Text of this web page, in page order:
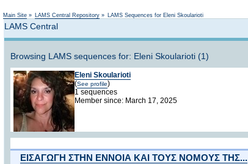
Main Site » LAMS Central Repository » LAMS Sequences for Eleni Skoularioti
LAMS Central
Browsing LAMS sequences for: Eleni Skoularioti (1)
Eleni Skoularioti
(See profile)
1 sequences
Member since: March 17, 2025
ΕΙΣΑΓΩΓΗ ΣΤΗΝ ΕΝΝΟΙΑ ΚΑΙ ΤΟΥΣ ΝΟΜΟΥΣ ΤΗΣ...